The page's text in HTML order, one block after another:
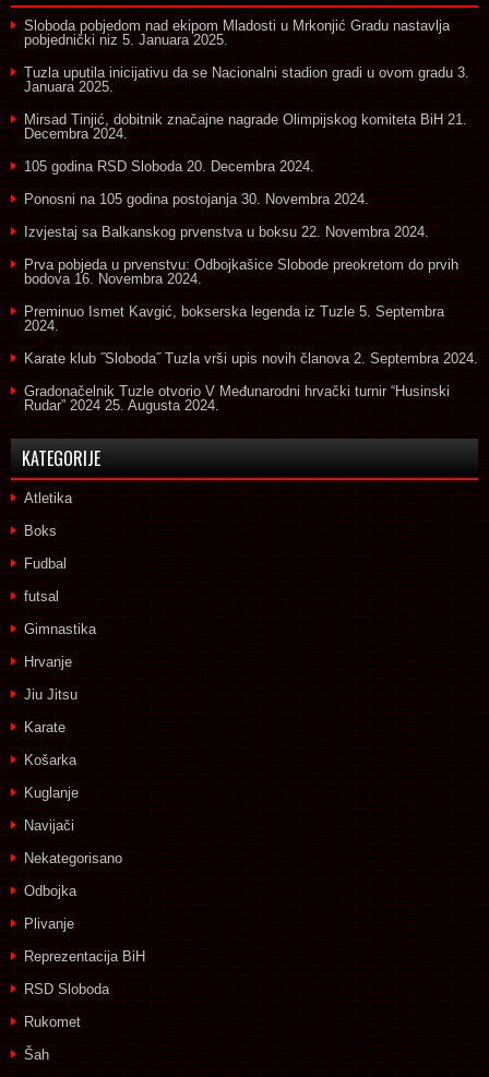
Sloboda pobjedom nad ekipom Mladosti u Mrkonjić Gradu nastavlja
pobjednički niz 5. Januara 2025.
Tuzla uputila inicijativu da se Nacionalni stadion gradi u ovom gradu 3.
Januara 2025.
Mirsad Tinjić, dobitnik značajne nagrade Olimpijskog komiteta BiH 21.
Decembra 2024.
105 godina RSD Sloboda 20. Decembra 2024.
Ponosni na 105 godina postojanja 30. Novembra 2024.
Izvjestaj sa Balkanskog prvenstva u boksu 22. Novembra 2024.
Prva pobjeda u prvenstvu: Odbojkašice Slobode preokretom do prvih
bodova 16. Novembra 2024.
Preminuo Ismet Kavgić, bokserska legenda iz Tuzle 5. Septembra
2024.
Karate klub ˝Sloboda˝ Tuzla vrši upis novih članova 2. Septembra 2024.
Gradonačelnik Tuzle otvorio V Međunarodni hrvački turnir “Husinski
Rudar” 2024 25. Augusta 2024.
KATEGORIJE
Atletika
Boks
Fudbal
futsal
Gimnastika
Hrvanje
Jiu Jitsu
Karate
Košarka
Kuglanje
Navijači
Nekategorisano
Odbojka
Plivanje
Reprezentacija BiH
RSD Sloboda
Rukomet
Šah